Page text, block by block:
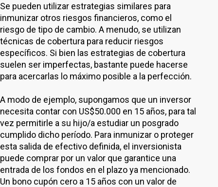
Se pueden utilizar estrategias similares para
inmunizar otros riesgos financieros, como el
riesgo de tipo de cambio. A menudo, se utilizan
técnicas de cobertura para reducir riesgos
específicos. Si bien las estrategias de cobertura
suelen ser imperfectas, bastante puede hacerse
para acercarlas lo máximo posible a la perfección.
A modo de ejemplo, supongamos que un inversor
necesita contar con US$50.000 en 15 años, para tal
vez permitirle a su hijo/a estudiar un posgrado
cumplido dicho período. Para inmunizar o proteger
esta salida de efectivo definida, el inversionista
puede comprar por un valor que garantice una
entrada de los fondos en el plazo ya mencionado.
Un bono cupón cero a 15 años con un valor de